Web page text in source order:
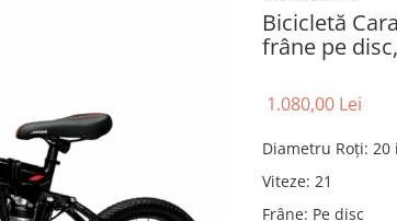
Bicicletă
frâne pe
1.080,00 Lei
Diametru Roți: 20
Viteze: 21
Frâne: Pe disc